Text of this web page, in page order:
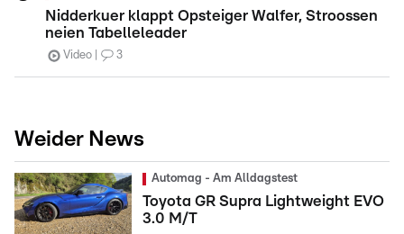
Nidderkuer klappt Opsteiger Walfer, Stroossen
neien Tabelleleader
Video 3
Weider News
Automag - Am Alldagstest
Toyota GR Supra Lightweight EVO
3.0 M/T